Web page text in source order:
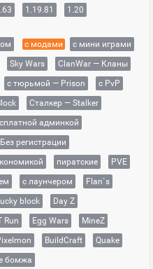
1.19.81 1.20
с модами
с мини играми
Sky Wars
ClanWar — Кланы
с тюрьмой — Prison
с PvP
Сталкер — Stalker
админкой
Без регистрации
пиратские
PVE
с лаунчером
Flan`s
block
Day Z
Run Egg Wars
MineZ
BuildCraft
Quake
бомжа